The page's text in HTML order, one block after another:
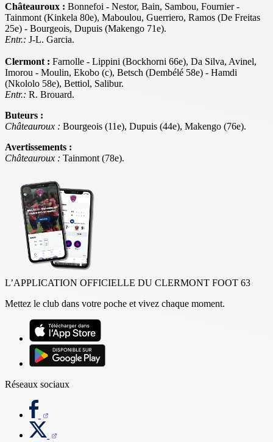
Châteauroux : Bonnefoi - Nestor, Bain, Sambou, Fournier -
Tainmont (Kinkela 80e), Maboulou, Guerriero, Ramos (De Freitas
25e) - Bourgeois, Dupuis (Makengo 71e).
Entr.: J-L. Garcia.
Clermont : Farnolle - Lippini (Bockhorni 66e), Da Silva, Avinel,
Imorou - Moulin, Ekobo (c), Betsch (Dembélé 58e) - Hamdi
(Nkololo 58e), Bettiol, Salibur.
Entr.: R. Brouard.
Buteurs :
Châteauroux : Bourgeois (11e), Dupuis (44e), Makengo (76e).
Avertissements :
Châteauroux : Tainmont (78e).
L’APPLICATION OFFICIELLE DU CLERMONT FOOT 63
Mettez le club dans votre poche et vivez chaque moment.
Réseaux sociaux